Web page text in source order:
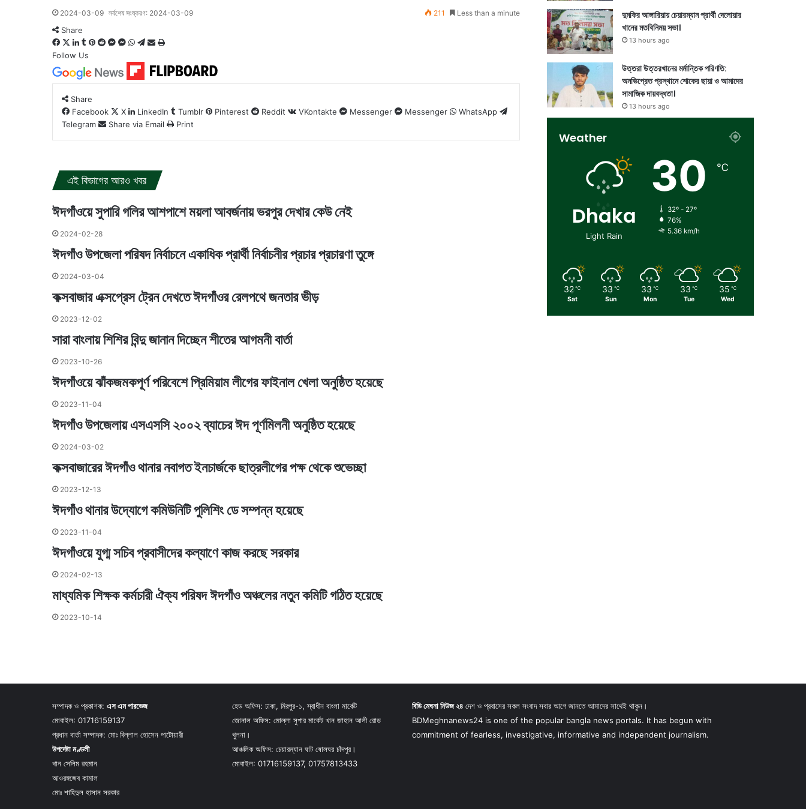
2024-03-09 সর্বশেষ সংষ্করণ: 2024-03-09 211 Less than a minute
Share
Facebook
X LinkedIn
Tumblr
Pinterest
Reddit
Messenger
Messenger
WhatsApp
Telegram
Share
Email
Print
Follow Us
Share
Facebook
X LinkedIn Tumblr Pinterest Reddit VKontakte Messenger Messenger
WhatsApp
Telegram
Share via Email Print
এই বিভাগের আরও খবর
ঈদগাঁওয়ে সুপারি গলির আশপাশে ময়লা আবর্জনায় ভরপুর দেখার কেউ নেই
2024-02-28
ঈদগাঁও উপজেলা পরিষদ নির্বাচনে একাধিক প্রার্থী নির্বাচনীর প্রচার প্রচারণা তুঙ্গে
2024-03-04
কক্সবাজার এক্সপ্রেস ট্রেন দেখতে ঈদগাঁওর রেলপথে জনতার ভীড়
2023-12-02
সারা বাংলায় শিশির বিন্দু জানান দিচ্ছেন শীতের আগমনী বার্তা
2023-10-26
ঈদগাঁওয়ে ঝাঁকজমকপূর্ণ পরিবেশে প্রিমিয়াম লীগের ফাইনাল খেলা অনুষ্ঠিত হয়েছে
2023-11-04
ঈদগাঁও উপজেলায় এসএসসি ২০০২ ব্যাচের ঈদ পূর্ণমিলনী অনুষ্ঠিত হয়েছে
2024-03-02
কক্সবাজারের ঈদগাঁও থানার নবাগত ইনচার্জকে ছাত্রলীগের পক্ষ থেকে শুভেচ্ছা
2023-12-13
ঈদগাঁও থানার উদ্যোগে কমিউনিটি পুলিশিং ডে সম্পন্ন হয়েছে
2023-11-04
ঈদগাঁওয়ে যুগ্ম সচিব প্রবাসীদের কল্যাণে কাজ করছে সরকার
2024-02-13
মাধ্যমিক শিক্ষক কর্মচারী ঐক্য পরিষদ ঈদগাঁও অঞ্চলের নতুন কমিটি গঠিত হয়েছে
2023-10-14
দুমকির আঙ্গারিয়ায় চেয়ারম্যান প্রার্থী দেলোয়ার
খানের মতবিনিময় সভা।
13 hours ago
উত্তরা উত্তরখানের মর্মান্তিক পরিণতি:
অনভিপ্রেত প্রস্থানে শোকের ছায়া ও আমাদের
সামাজিক দায়বদ্ধতা।
13 hours ago
Weather
Dhaka
Light Rain
30 ℃
32º - 27º
76%
5.36 km/h
32 ℃
Sat
33 ℃
Sun
33 ℃
Mon
33 ℃
Tue
35 ℃
Wed
সম্পাদক ও প্রকাশক: এস এম পারভেজ
মোবাইল: 01716159137
প্রধান বার্তা সম্পাদক: মোঃ বিল্লাল হোসেন পাটোয়ারী
উপদেষ্টা মণ্ডলী
খান সেলিম রহমান
আওরঙ্গজেব কামাল
মোঃ শাহিদুল হাসান সরকার
হেড অফিস: ঢাকা, মিরপুর-১, স্বাধীন বাংলা মার্কেট
জোনাল অফিস: মোল্লা সুপার মার্কেট খান জাহান আলী রোড
খুলনা।
আঞ্চলিক অফিস: চেয়ারম্যান ঘাট ষোলঘর চাঁদপুর।
মোবাইল: 01716159137, 01757813433
বিডি মেঘনা নিউজ ২৪ দেশ ও প্রবাসের সকল সংবাদ সবার আগে জানতে আমাদের সাথেই থাকুন।
BDMeghnanews24 is one of the popular bangla news portals. It has begun with
commitment of fearless, investigative, informative and independent journalism.